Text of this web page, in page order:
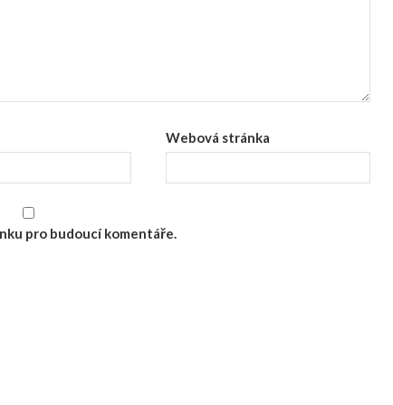
Webová stránka
pro budoucí komentáře.